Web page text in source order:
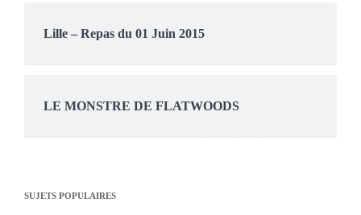
Lille – Repas du 01 Juin 2015
LE MONSTRE DE FLATWOODS
SUJETS POPULAIRES